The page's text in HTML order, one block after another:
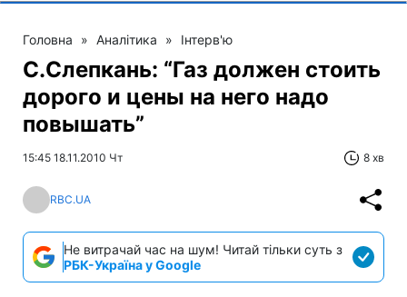
Головна » Аналітика » Інтерв'ю
С.Слепкань: “Газ должен стоить
дорого и цены на него надо
повышать”
15:45 18.11.2010 Чт 8 хв
RBC.UA
Не витрачай час на шум! Читай тільки суть з
РБК-Україна у Google